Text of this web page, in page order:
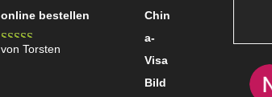
online bestellen
Bewertet mit
von Torsten